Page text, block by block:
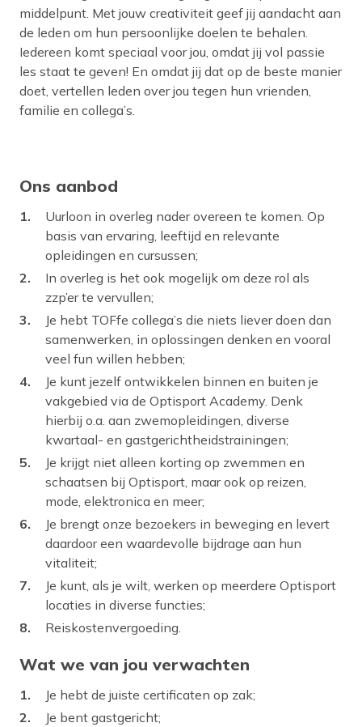
middelpunt. Met jouw creativiteit geef jij aandacht aan
de leden om hun persoonlijke doelen te behalen.
Iedereen komt speciaal voor jou, omdat jij vol passie
les staat te geven! En omdat jij dat op de beste manier
doet, vertellen leden over jou tegen hun vrienden,
familie en collega’s.
Ons aanbod
Uurloon in overleg nader overeen te komen. Op
basis van ervaring, leeftijd en relevante
opleidingen en cursussen;
In overleg is het ook mogelijk om deze rol als
zzp’er te vervullen;
Je hebt TOFfe collega’s die niets liever doen dan
samenwerken, in oplossingen denken en vooral
veel fun willen hebben;
Je kunt jezelf ontwikkelen binnen en buiten je
vakgebied via de Optisport Academy. Denk
hierbij o.a. aan zwemopleidingen, diverse
kwartaal- en gastgerichtheidstrainingen;
Je krijgt niet alleen korting op zwemmen en
schaatsen bij Optisport, maar ook op reizen,
mode, elektronica en meer;
Je brengt onze bezoekers in beweging en levert
daardoor een waardevolle bijdrage aan hun
vitaliteit;
Je kunt, als je wilt, werken op meerdere Optisport
locaties in diverse functies;
Reiskostenvergoeding.
Wat we van jou verwachten
Je hebt de juiste certificaten op zak;
Je bent gastgericht;